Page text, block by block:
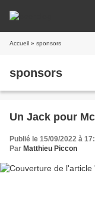
Accueil » sponsors
sponsors
Un Jack pour
Publié le 15/09/2022 à
Par Matthieu Piccon